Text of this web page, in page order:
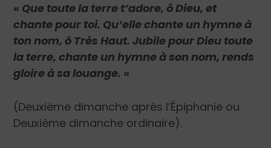
« Que toute la terre t’adore, ô Dieu, et
chante pour toi. Qu’elle chante un hymne à
ton nom, ô Très Haut. Jubile pour Dieu toute
la terre, chante un hymne à son nom, rends
gloire à sa louange. »
(Deuxième dimanche après l’Épiphanie ou
Deuxième dimanche ordinaire).